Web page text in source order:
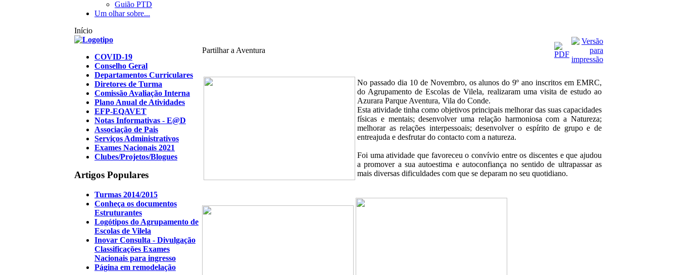
Guião PTD
Um olhar sobre...
Início
Partilhar a Aventura
No passado dia 10 de Novembro, os alunos do 9º ano inscritos em EMRC,
do Agrupamento de Escolas de Vilela, realizaram uma visita de estudo ao
Azurara Parque Aventura, Vila do Conde.
Esta atividade tinha como objetivos principais melhorar das suas capacidades
físicas e mentais; desenvolver uma relação harmoniosa com a Natureza;
melhorar as relações interpessoais; desenvolver o espírito de grupo e de
entreajuda e desfrutar do contacto com a natureza.
Foi uma atividade que favoreceu o convívio entre os discentes e que ajudou
a promover a sua autoestima e autoconfiança no sentido de ultrapassar as
mais diversas dificuldades com que se deparam no seu quotidiano.
COVID-19
Conselho Geral
Departamentos Curriculares
Diretores de Turma
Comissão Avaliação Interna
Plano Anual de Atividades
EFP-EQAVET
Notas Informativas - E@D
Associação de Pais
Serviços Administrativos
Exames Nacionais 2021
Clubes/Projetos/Blogues
Artigos Populares
Turmas 2014/2015
Conheça os documentos
Estruturantes
Logótipos do Agrupamento de
Escolas de Vilela
Inovar Consulta - Divulgação
Classificações Exames
Nacionais para ingresso
Página em remodelação